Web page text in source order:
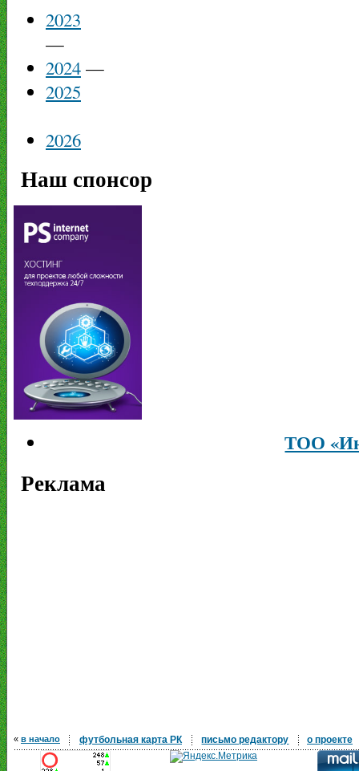
2023
—
2024 —
2025
2026
Наш спонсор
ТОО
Реклама
« в начало футбольная карта РК письмо редактору о проекте